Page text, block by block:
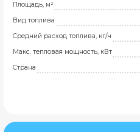
Площадь, м²
Вид топлива
Средний расход топлива, кг/ч
Макс. тепловая мощность, кВт
Страна